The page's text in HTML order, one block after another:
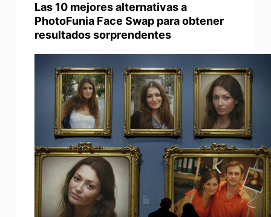
Las 10 mejores alternativas a
PhotoFunia Face Swap para obtener
resultados sorprendentes